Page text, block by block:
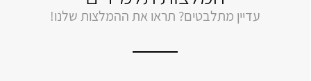
עדיין מתלבטים? תראו את ההמלצות שלנו!